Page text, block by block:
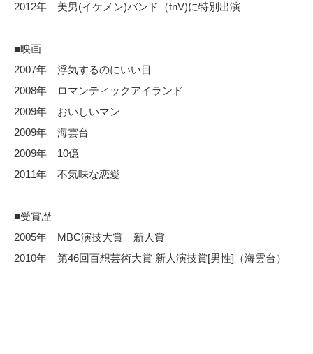
2012年 美男(イケメン)バンド（tnV)に特別出演
■映画
2007年 浮気するのにいい目
2008年 ロマンティックアイランド
2009年 おいしいマン
2009年 海雲台
2009年 10億
2011年 不気味な恋愛
■受賞歴
2005年 MBC演技大賞 新人賞
2010年 第46回百想芸術大賞 新人演技賞[男性]（海雲台）